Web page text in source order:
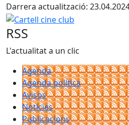
Darrera actualització:
Cartell cine club
RSS
L'actualitat a un clic
Agenda
Agenda política
Avisos
Notícies
Publicacions